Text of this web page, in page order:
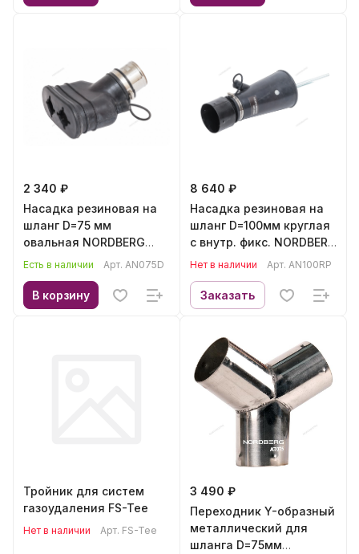
2 340 ₽
Насадка резиновая на
шланг D=75 мм
овальная NORDBERG
AN075D
Есть в наличии Арт. AN075D
В корзину
8 640 ₽
Насадка резиновая на
шланг D=100мм круглая
с внутр. фикс. NORDBERG
AN100RP
Нет в наличии Арт. AN100RP
Заказать
Тройник для систем
газоудаления FS-Tee
Нет в наличии Арт. FS-Tee
3 490 ₽
Переходник Y-образный
металлический для
шланга D=75мм